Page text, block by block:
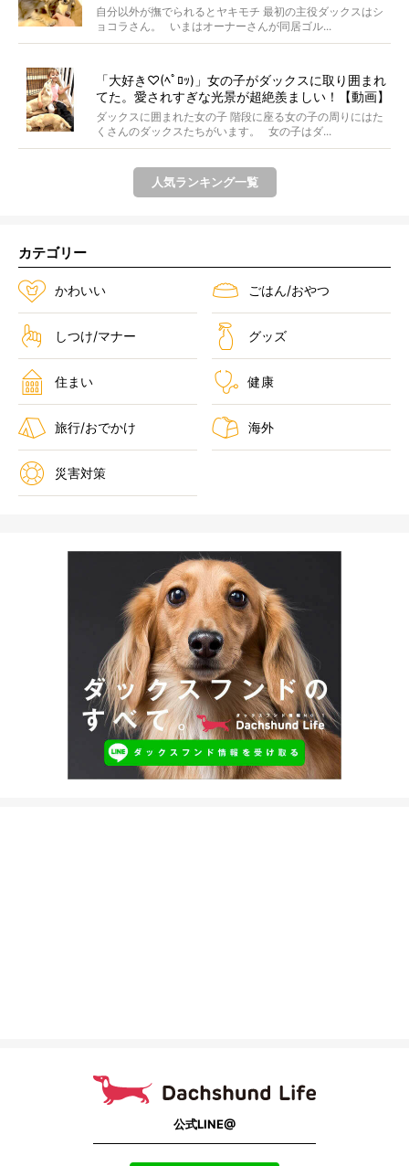
自分以外が撫でられるとヤキモチ 最初の主役ダックスはシ
ョコラさん。 いまはオーナーさんが同居ゴル...
「大好き♡(ﾍﾟﾛｯ)」女の子がダックスに取り囲まれ
てた。愛されすぎな光景が超絶羨ましい！【動画】
ダックスに囲まれた女の子 階段に座る女の子の周りにはた
くさんのダックスたちがいます。 女の子はダ...
人気ランキング一覧
カテゴリー
かわいい ごはん/おやつ
しつけ/マナー グッズ
住まい 健康
旅行/おでかけ 海外
災害対策
公式LINE@